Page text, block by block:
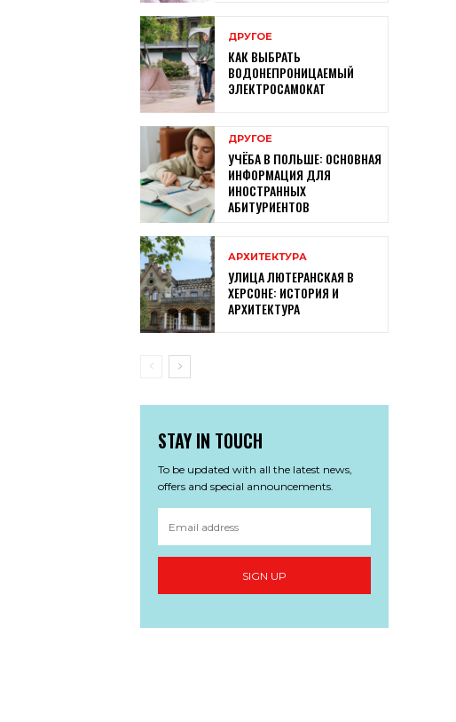
ДРУГОЕ
КАК ВЫБРАТЬ
ВОДОНЕПРОНИЦАЕМЫЙ
ЭЛЕКТРОСАМОКАТ
ДРУГОЕ
УЧЁБА В ПОЛЬШЕ: ОСНОВНАЯ
ИНФОРМАЦИЯ ДЛЯ
ИНОСТРАННЫХ
АБИТУРИЕНТОВ
АРХИТЕКТУРА
УЛИЦА ЛЮТЕРАНСКАЯ В
ХЕРСОНЕ: ИСТОРИЯ И
АРХИТЕКТУРА
STAY IN TOUCH
To be updated with all the latest news,
offers and special announcements.
SIGN UP